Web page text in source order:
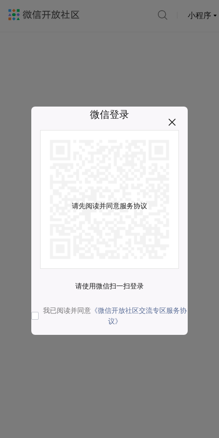
小程序
微信登录
请先阅读并同意服务协议
请使用微信扫一扫登录
我已阅读并同意 《微信开放社区交流专区服务协
议》